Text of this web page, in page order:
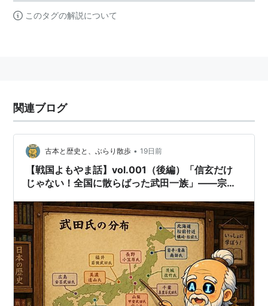
このタグの解説について
関連ブログ
古本と歴史と、ぶらり散歩 • 19日前
【戦国よもやま話】vol.001（後編）「信玄だけ
じゃない！全国に散らばった武田一族」——宗家